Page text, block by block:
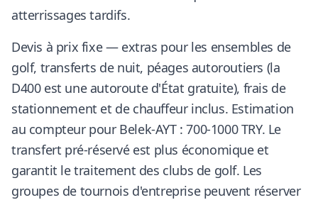
atterrissages tardifs.
Devis à prix fixe — extras pour les ensembles de
golf, transferts de nuit, péages autoroutiers (la
D400 est une autoroute d'État gratuite), frais de
stationnement et de chauffeur inclus. Estimation
au compteur pour Belek-AYT : 700-1000 TRY. Le
transfert pré-réservé est plus économique et
garantit le traitement des clubs de golf. Les
groupes de tournois d'entreprise peuvent réserver